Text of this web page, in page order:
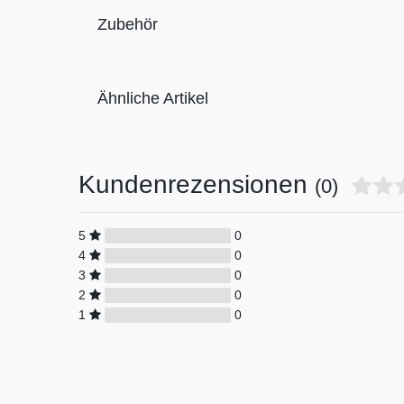
Zubehör
Ähnliche Artikel
Kundenrezensionen (0)
5
0
4
0
3
0
2
0
1
0